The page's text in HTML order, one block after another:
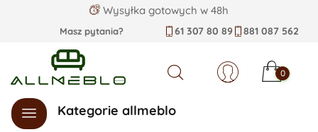
Wysyłka gotowych w 48h
Masz pytania? 61 307 80 89 881 087 562
Szukaj 0
Kategorie allmeblo